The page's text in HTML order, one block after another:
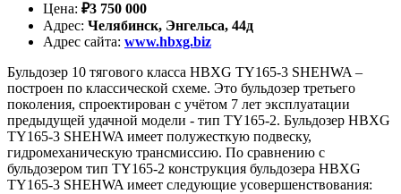
Цена: ₽3 750 000
Адрес: Челябинск, Энгельса, 44д
Адрес сайта: www.hbxg.biz
Бульдозер 10 тягового класса HBXG TY165-3 SHEHWA –
построен по классической схеме. Это бульдозер третьего
поколения, спроектирован с учётом 7 лет эксплуатации
предыдущей удачной модели - тип TY165-2. Бульдозер HBXG
TY165-3 SHEHWA имеет полужесткую подвеску,
гидромеханическую трансмиссию. По сравнению с
бульдозером тип TY165-2 конструкция бульдозера HBXG
TY165-3 SHEHWA имеет следующие усовершенствования: